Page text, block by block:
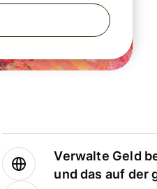
Verwalte Geld
und das auf der